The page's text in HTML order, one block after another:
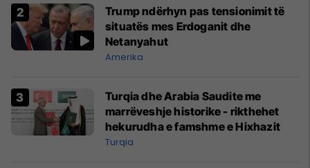
Trump ndërhyn pas tensionimit të
situatës mes Erdoganit dhe
Netanyahut
Amerika
Turqia dhe Arabia Saudite me
marrëveshje historike - rikthehet
hekurudha e famshme e Hixhazit
Turqia